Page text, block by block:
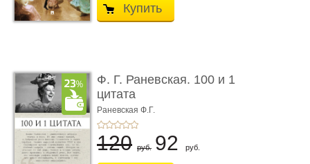
Купить
Ф. Г. Раневская. 100 и 1
цитата
Раневская Ф.Г.
120 руб. 92 руб.